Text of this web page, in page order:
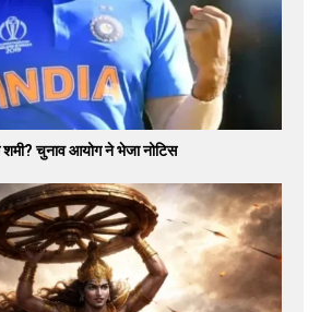
चुनाव आयोग ने भेजा नोटिस